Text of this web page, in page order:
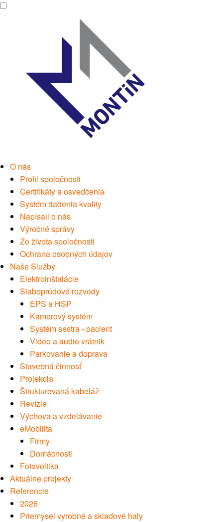
O nás
Profil spoločnosti
Certifikáty a osvedčenia
Systém riadenia kvality
Napísali o nás
Výročné správy
Zo života spoločnosti
Ochrana osobných údajov
Naše Služby
Elektroinštalácie
Slaboprúdové rozvody
EPS a HSP
Kamerový systém
Systém sestra - pacient
Video a audio vrátnik
Parkovanie a doprava
Stavebná činnosť
Projekcia
Štrukturovaná kabeláž
Revízie
Výchova a vzdelávanie
eMobilita
Firmy
Domácnosti
Fotovoltika
Aktuálne projekty
Referencie
2026
Priemysel vyrobné a skladové haly